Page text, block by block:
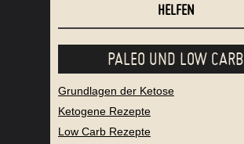
HELFEN
PALEO UND LOW CARB
Grundlagen der Ketose
Ketogene Rezepte
Low Carb Rezepte